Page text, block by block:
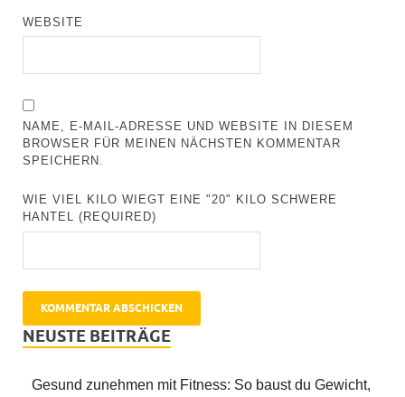
WEBSITE
NAME, E-MAIL-ADRESSE UND WEBSITE IN DIESEM
BROWSER FÜR MEINEN NÄCHSTEN KOMMENTAR
SPEICHERN.
WIE VIEL KILO WIEGT EINE "20" KILO SCHWERE
HANTEL (REQUIRED)
NEUSTE BEITRÄGE
Gesund zunehmen mit Fitness: So baust du Gewicht,